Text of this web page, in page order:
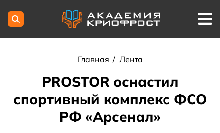
Главная / Лента
PROSTOR оснастил
спортивный комплекс ФСО
РФ «Арсенал»